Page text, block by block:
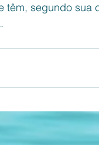
têm, segundo sua